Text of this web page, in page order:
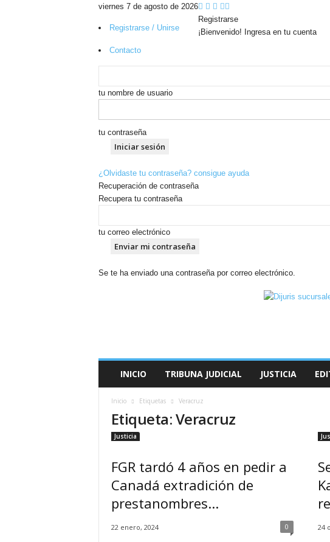
viernes 7 de agosto de 2026
Registrarse / Unirse
Contacto
Registrarse
¡Bienvenido! Ingresa en tu cuenta
tu nombre de usuario
tu contraseña
¿Olvidaste tu contraseña? consigue ayuda
Recuperación de contraseña
Recupera tu contraseña
tu correo electrónico
Se te ha enviado una contraseña por correo electrónico.
INICIO TRIBUNA JUDICIAL JUSTICIA
Inicio Etiquetas Veracruz
Etiqueta: Veracruz
Justicia
FGR tardó 4 años en pedir a
Canadá extradición de
prestanombres...
22 enero, 2024 0 24